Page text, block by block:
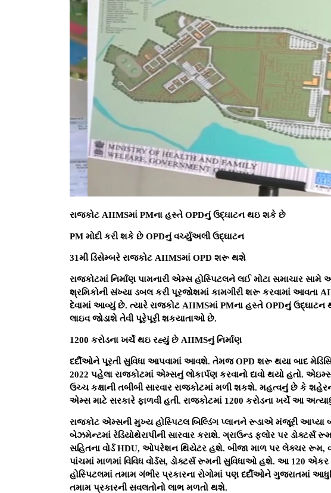
રાજકોટ AIIMSમાં PMના હસ્તે OPDનું ઉદ્ઘાટન થઇ શકે છે
PM મોદી કરી શકે છે OPDનું વર્ચ્યુઅલી ઉદ્ઘાટન
31મી ડિસેમ્બરે રાજકોટ AIIMSમાં OPD શરૂ થશે
રાજકોટમાં નિર્માણ પામનારી એમ્સ હોસ્પિટલને લઈ મોટા સમાચાર
શ્રમિકોની સંખ્યા ડબલ કરી પૂરજોશમાં કામગીરી શરૂ કરવામાં આવતા
દેવામાં આવ્યું છે. ત્યારે રાજકોટ AIIMSમાં PMના હસ્તે OPDનું
લાઇવ જોડાશે તેવી પૂરેપૂરી શકયાતાઓ છે.
1200 કરોડના ખર્ચે થઇ રહ્યું છે AIIMSનું નિર્માણ
દર્દીઓને પૂરતી સુવિધા આપવામાં આવશે. તેમજ OPD શરૂ થયા બાદ
2022 પહેલા રાજકોટમાં એમ્સનું લોકાર્પણ કરવાનો દાવો થયો હતો.
ઉચ્ચ કક્ષાની તબીબી સારવાર રાજકોટમાં મળી શકશે. મહત્વનું છે કે
એમ્સ માટે સરકારે ફાળવી હતી. રાજકોટમાં 1200 કરોડના ખર્ચે આ
રાજકોટ એમ્સની મુખ્ય હોસ્પિટલ બિલ્ડિંગ પ્લાનને રૂડાએ મંજૂરી આપ્યા
બેઝમેન્ટમાં રેડિયોથેરાપીની સારવાર કરાશે. ગ્રાઉન્ડ ફ્લોર પર
સહિતના વોર્ડ HDU, ઓપરેશન થિયેટર હશે. બીજા માળ પર લેક્ચર રૂમ,
પાંચમાં માળમાં વિવિધ વોર્ડસ, ડોક્ટર્સ રૂમની સુવિધાઓ હશે. આ 120
હોસ્પિટલમાં તમામ ગંભીર પ્રકારના રોગોમાં પણ દર્દીઓને ગુજરાતમાં
તમામ પ્રકારની સવલતોનો લાભ મળતો થશે.